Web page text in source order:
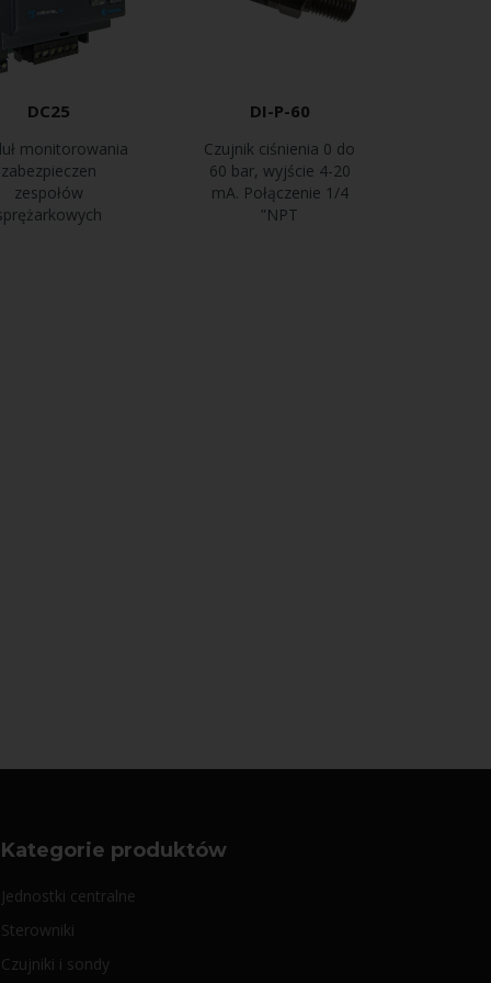
DC25
monitorowania
zabezpieczen
zespołów
DI-P-60
Czujnik ciśnienia 0 do
60 bar, wyjście 4-20
mA. Połączenie 1/4
”NPT
Kategorie produktów
Jednostki centralne
Sterowniki
Czujniki i sondy